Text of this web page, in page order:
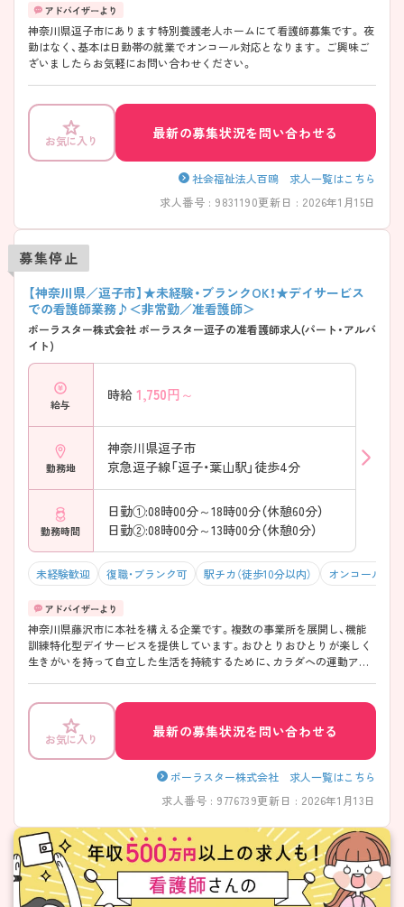
神奈川県逗子市にあります特別養護老人ホームにて看護師募集です。 夜
勤はなく、基本は日勤帯の就業でオンコール対応となります。 ご興味ご
ざいましたらお気軽にお問い合わせください。
お気に入り 最新の募集状況を問い合わせる
社会福祉法人百鴎 求人一覧はこちら
求人番号 : 9831190更新日 : 2026年1月15日
募集停止
【神奈川県／逗子市】★未経験・ブランクOK！★デイサービス
での看護師業務♪＜非常勤／准看護師＞
ポーラスター株式会社 ポーラスター逗子の准看護師求人(パート・アルバ
イト)
給与
時給 1,750円～
勤務地
神奈川県逗子市
京急逗子線「逗子・葉山駅」徒歩4分
勤務時間
日勤①:08時00分～18時00分（休憩60分）
日勤②:08時00分～13時00分（休憩0分）
未経験歓迎 復職・ブランク可 駅チカ（徒歩10分以内） オンコールなし
神奈川県藤沢市に本社を構える企業です。複数の事業所を展開し、機能
訓練特化型デイサービスを提供しています。おひとりおひとりが楽しく
生きがいを持って自立した生活を持続するために、カラダへの運動アプ
には、面接対策ポイントなど、さらに詳細をお話しいたしますのでお気軽
にご相談ください！
お気に入り
最新の募集状況を問い合わせる
ポーラスター株式会社 求人一覧はこちら
求人番号 : 9776739更新日 : 2026年1月13日